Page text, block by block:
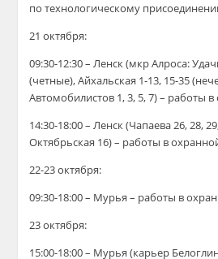
по технологическому
21 октября:
09:30-12:30 – Ленск (мкр Алроса:
(четные), Айхальская 1-13, 15-35
Автомобилистов 1, 3, 5, 7) – работы
14:30-18:00 – Ленск (Чапаева 26, 28,
Октябрьская 16) – работы в
22-23 октября:
09:30-18:00 – Мурья – работы в
23 октября:
15:00-18:00 – Мурья (карьер